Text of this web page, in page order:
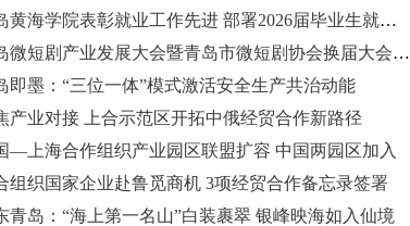
青岛黄海学院表彰就业工作先进 部署2026届毕业生就业工作
青岛微短剧产业发展大会暨青岛市微短剧协会换届大会在市北区举办
即墨：“三位一体”模式激活安全生产共治动能
产业对接 上合示范区开拓中俄经贸合作新路径
—上海合作组织产业园区联盟扩容 中国两园区加入
组织国家企业赴鲁觅商机 3项经贸合作备忘录签署
青岛：“海上第一名山”白装裹翠 银峰映海如入仙境